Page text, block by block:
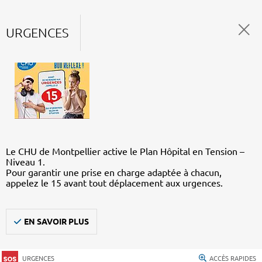
URGENCES
Le CHU de Montpellier active le Plan Hôpital en Tension –
Niveau 1.
Pour garantir une prise en charge adaptée à chacun,
appelez le 15 avant tout déplacement aux urgences.
EN SAVOIR PLUS
URGENCES ACCÈS RAPIDES